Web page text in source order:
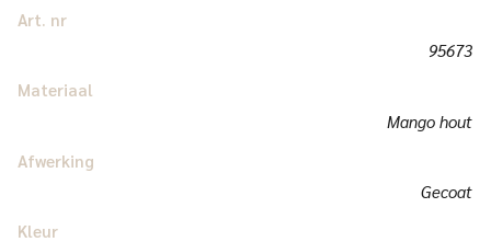
Art. nr
95673
Materiaal
Mango hout
Afwerking
Gecoat
Kleur